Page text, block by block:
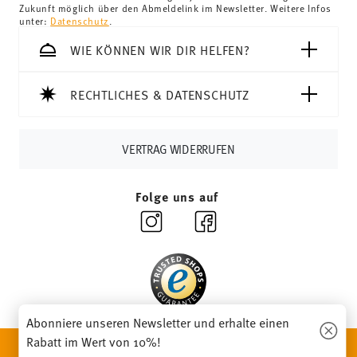
Schweiz:Lieferungen in die Schweiz sind ab 69,90 CHF
versandkostenfrei. Unter einem Bestellwert von 69,90
CHF liegen die Versandkosten bei 36,90 CHF.
sobald Ihr Paket auf die Reise geht.
Lieferzeit innerhalb Deutschlands:3-5 Werktage für
hier einsehen.
Zukunft möglich über den Abmeldelink im Newsletter. Weitere Infos
unter: Datenschutz
WIE KÖNNEN WIR DIR HELFEN?
RECHTLICHES & DATENSCHUTZ
VERTRAG WIDERRUFEN
Folge uns auf
ENTDECKE UNSERE MARKEN
Abonniere unseren Newsletter und erhalte einen
Rabatt im Wert von 10%!